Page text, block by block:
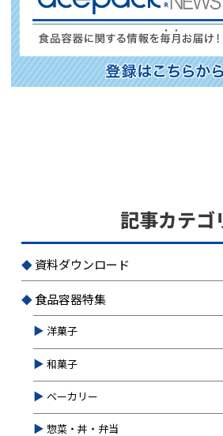
記事カテゴ
資料ダウンロード
食品容器特集
洋菓子
和菓子
ベーカリー
惣菜・丼・弁当